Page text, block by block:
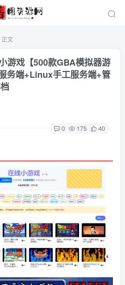
正文
游戏【500款GBA模拟器游
务端+Linux手工服务端+管
0 175 40